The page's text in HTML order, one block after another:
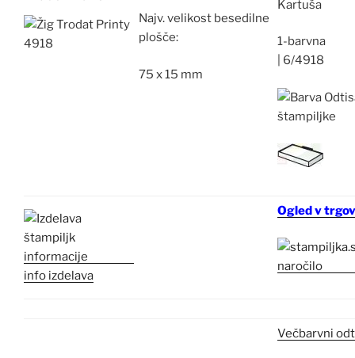
Najv.velikost besedilne
plošče:
75 x 15 mm
Kartuša
1-barvna
6/4918
info izdelava
Ogled v
Večbarvni